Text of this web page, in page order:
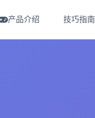
产品介绍 技巧指南